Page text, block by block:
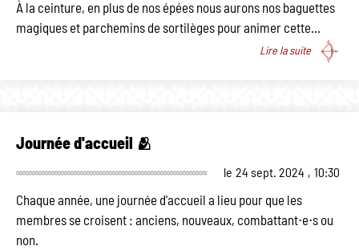
À la ceinture, en plus de nos épées nous aurons nos baguettes
magiques et parchemins de sortilèges pour animer cette…
Lire la suite
Journée d'accueil 🫂
le 24 sept. 2024 , 10:30
Chaque année, une journée d'accueil a lieu pour que les
membres se croisent : anciens, nouveaux, combattant⋅e⋅s ou
non.